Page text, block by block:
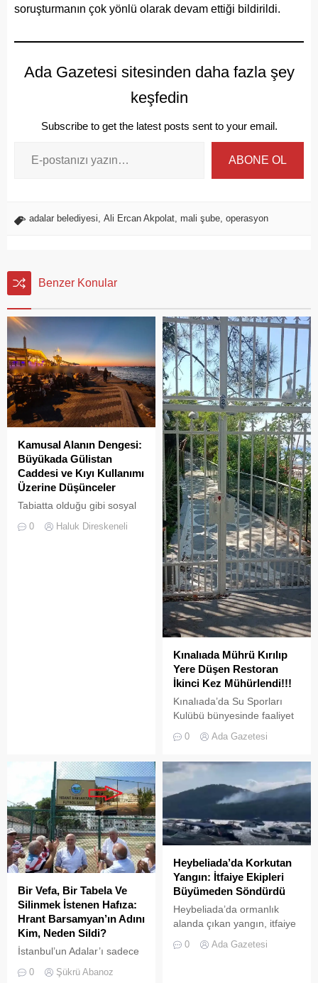
soruşturmanın çok yönlü olarak devam ettiği bildirildi.
Ada Gazetesi sitesinden daha fazla şey
keşfedin
Subscribe to get the latest posts sent to your email.
ABONE OL
adalar belediyesi Ali Ercan Akpolat mali şube operasyon
Benzer Konular
Kamusal Alanın Dengesi:
Büyükada Gülistan
Caddesi ve Kıyı Kullanımı
Üzerine Düşünceler
Tabiatta olduğu gibi sosyal
hayatta da boşluklar uzun
süre karşılıksız kalmaz;
0 Haluk Direskeneli
Kınalıada Mührü Kırılıp
Yere Düşen Restoran
İkinci Kez Mühürlendi!!!
Kınalıada’da Su Sporları
Kulübü bünyesinde faaliyet
ruhsat usulsüzlüğü ve adres
Adalar Belediyesi tarafından
mühürlendi.
0 Ada Gazetesi
Bir Vefa, Bir Tabela Ve
Silinmek İstenen Hafıza:
Hrant Barsamyan’ın Adını
Kim, Neden Sildi?
İstanbul’un Adalar’ı sadece
yazlıkçıların nefes aldığı
0 Şükrü Abanoz
Heybeliada’da Korkutan
Yangın: İtfaiye Ekipleri
Büyümeden Söndürdü
Heybeliada’da ormanlık
alanda çıkan yangın, itfaiye
sayesinde büyümeden ve
0 Ada Gazetesi